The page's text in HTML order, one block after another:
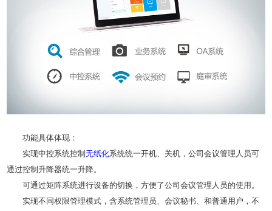
功能具体体现：
实现中控系统控制无纸化系统统一开机、关机，公司会议管理人员可
通过控制升降器统一升降。
可通过矩阵系统进行设备的切换，方便了公司会议管理人员的使用。
实现不同权限管理模式，含系统管理员、会议秘书、和普通用户，不